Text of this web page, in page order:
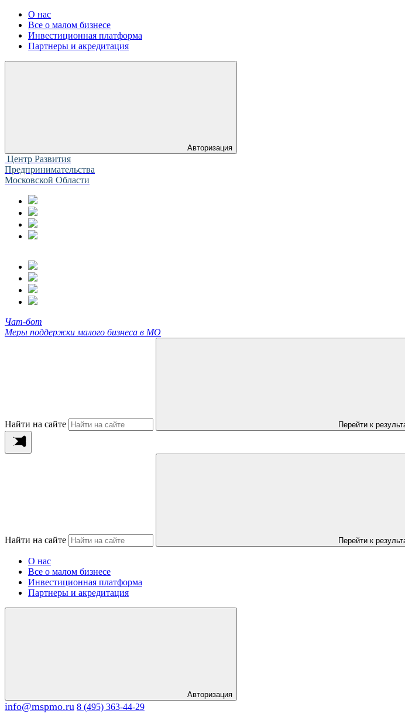
О нас
Все о малом бизнесе
Инвестиционная платформа
Партнеры и акредитация
Авторизация
Центр Развития
Предпринимательства
Московской Области
Чат-бот
Меры поддержки малого бизнеса в МО
Найти на сайте Перейти к
Найти на сайте Перейти к
О нас
Все о малом бизнесе
Инвестиционная платформа
Партнеры и акредитация
Авторизация
info@mspmo.ru 8 (495) 363-44-29